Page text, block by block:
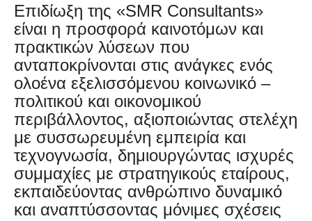
Επιδίωξη της «SMR Consultants»
είναι η προσφορά καινοτόμων και
πρακτικών λύσεων που
ανταποκρίνονται στις ανάγκες ενός
ολοένα εξελισσόμενου κοινωνικό –
πολιτικού και οικονομικού
περιβάλλοντος, αξιοποιώντας στελέχη
με συσσωρευμένη εμπειρία και
τεχνογνωσία, δημιουργώντας ισχυρές
συμμαχίες με στρατηγικούς εταίρους,
εκπαιδεύοντας ανθρώπινο δυναμικό
και αναπτύσσοντας μόνιμες σχέσεις